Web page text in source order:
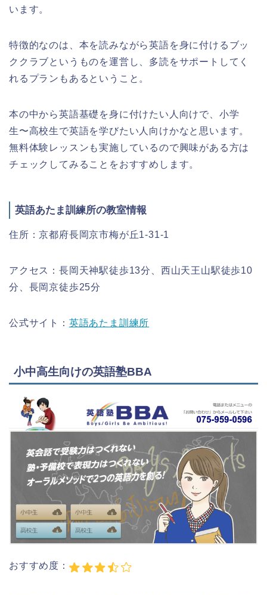
います。
特徴的なのは、本を読みながら英語を身に付けるブッ
ククラブというものを運営し、多読をサポートしてく
れるプランもあるということ。
本の中から英語基礎を身に付けたい人向けで、小学
生〜高校生で英語を学びたい人向けかなと思います。
無料体験レッスンも実施しているので興味がある方は
チェックしてみることをおすすめします。
英語あたま訓練所の教室情報
住所：京都府長岡京市梅が丘1-31-1
アクセス：長岡天神駅徒歩13分、西山天王山駅徒歩10
分、長岡京徒歩25分
公式サイト： 英語あたま訓練所
小中高生向けの英語塾BBA
おすすめ度：